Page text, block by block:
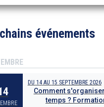
événements
DU 14AU 15 SEPTEMBRE 2026
Comment
temps ?